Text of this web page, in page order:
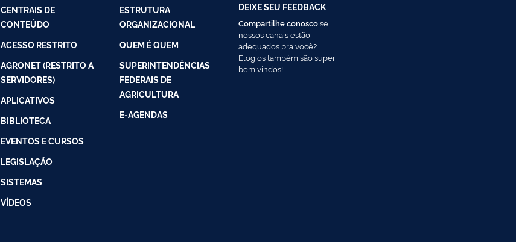
CENTRAIS DE
CONTEÚDO
ACESSO RESTRITO
AGRONET (RESTRITO A
SERVIDORES)
APLICATIVOS
BIBLIOTECA
EVENTOS E CURSOS
LEGISLAÇÃO
SISTEMAS
VÍDEOS
ESTRUTURA
ORGANIZACIONAL
QUEM É QUEM
SUPERINTENDÊNCIAS
FEDERAIS DE
AGRICULTURA
E-AGENDAS
DEIXE SEU FEEDBACK
Compartilhe conoscose
nossos canais estão
adequados pra você?
Elogios também são super
bem vindos!